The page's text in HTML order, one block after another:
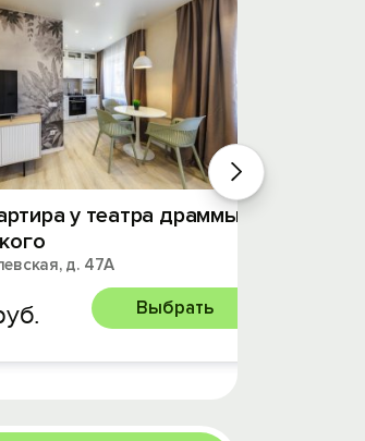
у театра драммы
д. 47А
Выбрать